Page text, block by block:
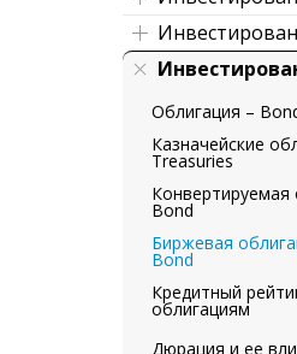
Облигация –
Казначейские
Treasuries
Конвертируемая
Bond
Биржевая
Bond
Кредитный
облигациям
Дюрация и ее